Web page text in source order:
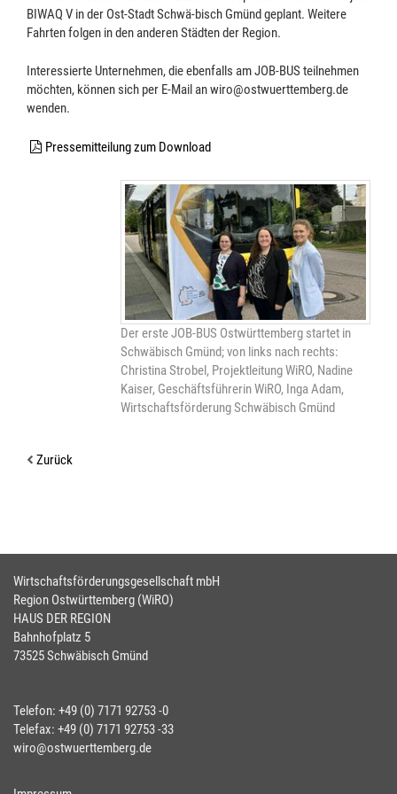
BIWAQ V in der Ost-Stadt Schwä-bisch Gmünd geplant. Weitere
Fahrten folgen in den anderen Städten der Region.
Interessierte Unternehmen, die ebenfalls am JOB-BUS teilnehmen
möchten, können sich per E-Mail an wiro@ostwuerttemberg.de
wenden.
Pressemitteilung zum Download
Der erste JOB-BUS Ostwürttemberg startet in
Schwäbisch Gmünd; von links nach rechts:
Christina Strobel, Projektleitung WiRO, Nadine
Kaiser, Geschäftsführerin WiRO, Inga Adam,
Wirtschaftsförderung Schwäbisch Gmünd
Zurück
Wirtschaftsförderungsgesellschaft mbH
Region Ostwürttemberg (WiRO)
HAUS DER REGION
Bahnhofplatz 5
73525 Schwäbisch Gmünd
Telefon: +49 (0) 7171 92753 -0
Telefax: +49 (0) 7171 92753 -33
wiro@ostwuerttemberg.de